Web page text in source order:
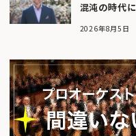
混沌の時代
2026年8月5日